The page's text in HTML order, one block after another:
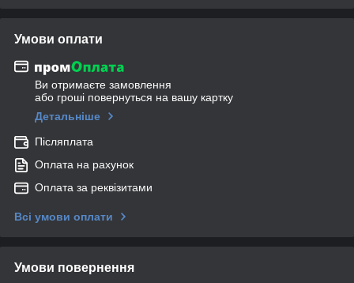
Умови оплати
Ви отримаєте замовлення
або гроші повернуться на вашу картку
Детальніше
Післяплата
Оплата на рахунок
Оплата за реквізитами
Всі умови оплати
Умови повернення